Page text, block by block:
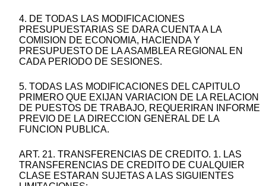
4. DE TODAS LAS MODIFICACIONES
PRESUPUESTARIAS SE DARA CUENTA A LA
COMISION DE ECONOMIA, HACIENDA Y
PRESUPUESTO DE LA ASAMBLEA REGIONAL EN
CADA PERIODO DE SESIONES.
5. TODAS LAS MODIFICACIONES DEL CAPITULO
PRIMERO QUE EXIJAN VARIACION DE LA RELACION
DE PUESTOS DE TRABAJO, REQUERIRAN INFORME
PREVIO DE LA DIRECCION GENERAL DE LA
FUNCION PUBLICA.
ART. 21. TRANSFERENCIAS DE CREDITO. 1. LAS
TRANSFERENCIAS DE CREDITO DE CUALQUIER
CLASE ESTARAN SUJETAS A LAS SIGUIENTES